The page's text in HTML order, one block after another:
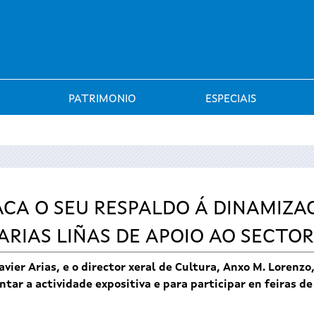
PATRIMONIO ESPECIAIS
O SEU RESPALDO Á
LIÑAS DE APOIO AO SECTOR
Arias, e o director xeral de Cultura, Anxo M.
a actividade expositiva e para participar en feiras